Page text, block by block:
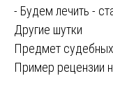
- Будем лечить -
Другие шутки
Навигация
по
Предмет
Пример рецензии